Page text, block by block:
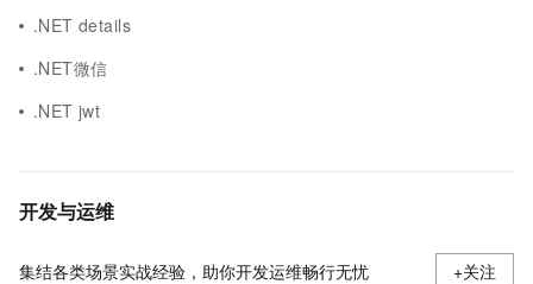
.NET details
.NET微信
.NET jwt
开发与运维
集结各类场景实战经验，助你开发运维畅行无忧 +关注